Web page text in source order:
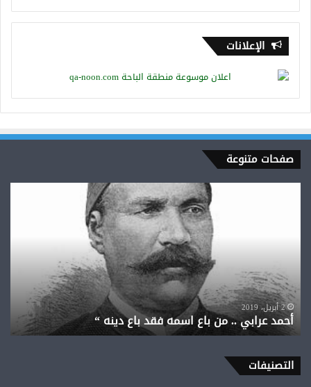
الإعلانات
صفحات متنوعة
فقد
باع
دينه2 أبريل، 2019
أحمد عرابي .. من باع اسمه فقد باع دينه “
التصنيفات